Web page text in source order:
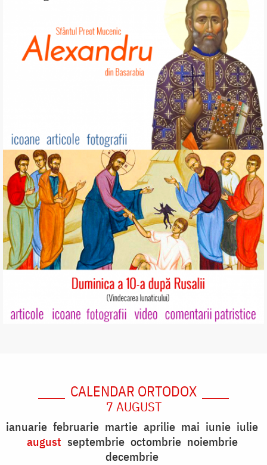
CALENDAR ORTODOX
7 AUGUST
ianuarie februarie martie aprilie mai iunie iulie
august septembrie octombrie noiembrie
decembrie